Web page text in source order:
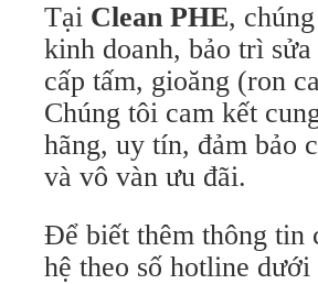
Tại Clean PHE,
kinh doanh, bảo trì
cấp tấm, gioăng (ron
Chúng tôi cam kết
hãng, uy tín, đảm bảo
và vô vàn ưu đãi.
Để biết thêm thông tin
hệ theo số hotline dưới